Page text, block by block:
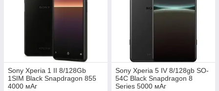
Sony Xperia 1 II 8/128Gb
1SIM Black Snapdragon 855
4000 мАг
Sony Xperia 5 IV 8/128gb SO-
54C Black Snapdragon 8
Series 5000 мАг